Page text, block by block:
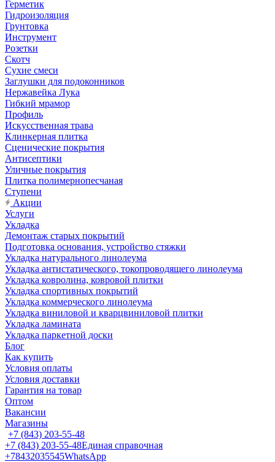
Герметик
Гидроизоляция
Грунтовка
Инструмент
Розетки
Скотч
Сухие смеси
Заглушки для подоконников
Нержавейка Лука
Гибкий мрамор
Профиль
Искусственная трава
Клинкерная плитка
Сценические покрытия
Антисептики
Уличные покрытия
Плитка полимернопесчаная
Ступени
Акции
Услуги
Укладка
Демонтаж старых покрытий
Подготовка основания, устройство стяжки
Укладка натурального линолеума
Укладка антистатического, токопроводящего линолеума
Укладка ковролина, ковровой плитки
Укладка спортивных покрытий
Укладка коммерческого линолеума
Укладка виниловой и кварцвиниловой плитки
Укладка ламината
Укладка паркетной доски
Блог
Как купить
Условия оплаты
Условия доставки
Гарантия на товар
Оптом
Вакансии
Магазины
+7 (843) 203-55-48
+7 (843) 203-55-48Единая справочная
+78432035545WhatsApp